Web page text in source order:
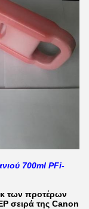
700ml PFi-
των προτέρων
σειρά της Canon